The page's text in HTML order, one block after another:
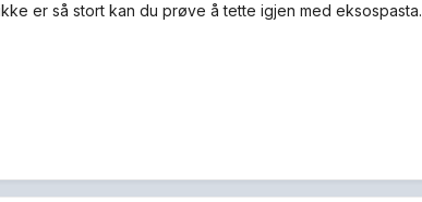
er så stort kan du prøve å tette igjen med eksospasta.